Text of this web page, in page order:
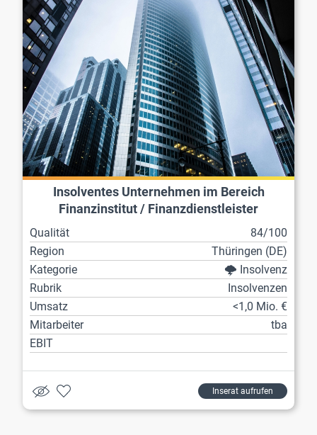
Insolventes Unternehmen im Bereich
Finanzinstitut / Finanzdienstleister
Qualität
84/100
Region
Thüringen (DE)
Kategorie
🌩️ Insolvenz
Rubrik
Insolvenzen
Umsatz
<1,0 Mio. €
Mitarbeiter
tba
EBIT
Inserat aufrufen